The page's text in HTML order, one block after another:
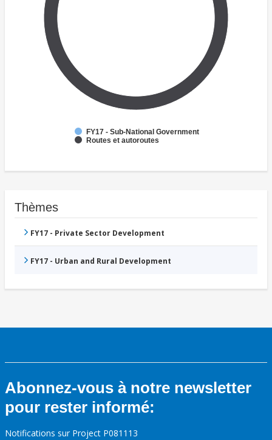
FY17 - Sub-National Government
Routes et autoroutes
Thèmes
FY17 - Private Sector Development
FY17 - Urban and Rural Development
Abonnez-vous à notre newsletter
pour rester informé:
Notifications sur Project P081113